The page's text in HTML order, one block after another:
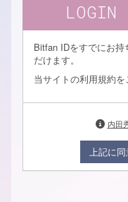
LOGIN
Bitfan IDをすでにお
だけます。
当サイトの利用規約を
内田
上記に